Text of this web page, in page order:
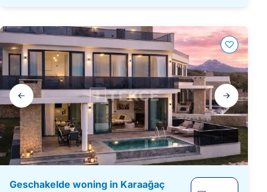
Galerij
navigatie
Geschakelde woning in Karaağaç